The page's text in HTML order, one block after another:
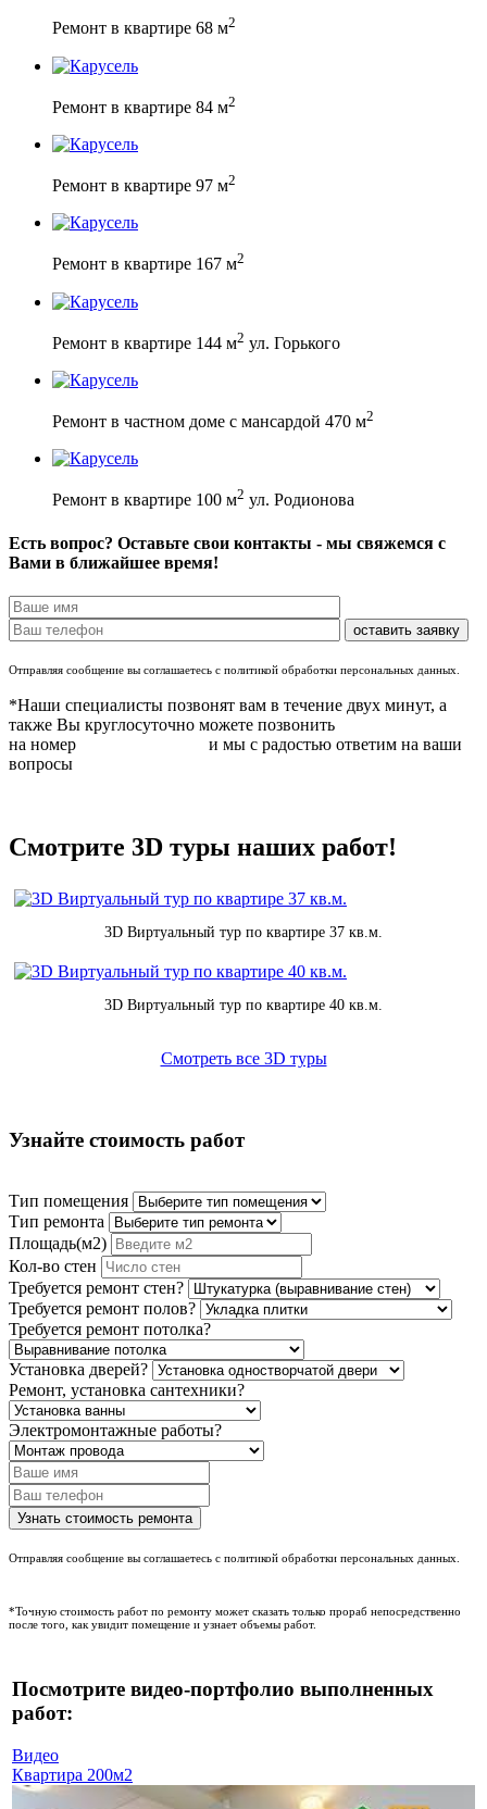
Ремонт в квартире 68 м2
Ремонт в квартире 84 м2
Ремонт в квартире 97 м2
Ремонт в квартире 167 м2
Ремонт в квартире 144 м2 ул. Горького
Ремонт в частном доме с мансардой 470 м2
Ремонт в квартире 100 м2 ул. Родионова
Есть вопрос? Оставьте свои контакты - мы свяжемся с
Вами в ближайшее время!
Отправляя сообщение вы соглашаетесь с политикой обработки персональных данных.
*Наши специалисты позвонят вам в течение двух минут, а
также Вы круглосуточно можете позвонить
на номер
и мы с радостью ответим на ваши
вопросы
Смотрите 3D туры наших работ!
3D Виртуальный тур по квартире 37 кв.м.
3D Виртуальный тур по квартире 40 кв.м.
Смотреть все 3D туры
Узнайте стоимость работ
Тип помещения
Тип ремонта
Площадь(м2)
Кол-во стен
Требуется ремонт стен?
Требуется ремонт полов?
Требуется ремонт потолка?
Установка дверей?
Ремонт, установка сантехники?
Электромонтажные работы?
Отправляя сообщение вы соглашаетесь с политикой обработки персональных данных.
*Точную стоимость работ по ремонту может сказать только прораб непосредственно
после того, как увидит помещение и узнает объемы работ.
Посмотрите видео-портфолио выполненных
работ:
Видео
Квартира 200м2